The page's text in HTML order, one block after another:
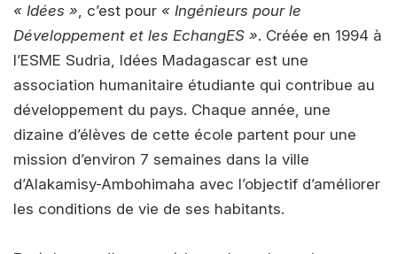
« Idées », c’est pour « Ingénieurs pour le
Développement et les EchangES ». Créée en 1994 à
l’ESME Sudria, Idées Madagascar est une
association humanitaire étudiante qui contribue au
développement du pays. Chaque année, une
dizaine d’élèves de cette école partent pour une
mission d’environ 7 semaines dans la ville
d’Alakamisy-Ambohimaha avec l’objectif d’améliorer
les conditions de vie de ses habitants.